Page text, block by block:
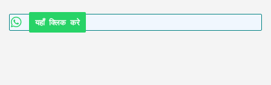
यहाँ क्लिक करे